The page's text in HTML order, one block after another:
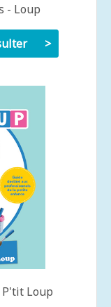
- Loup
P'tit Loup